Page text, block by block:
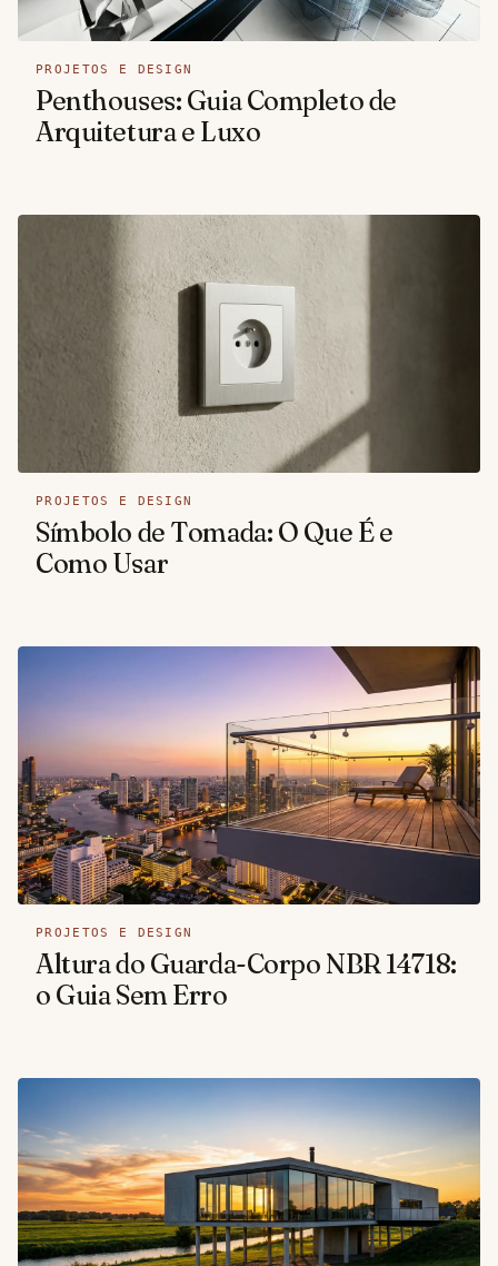
PROJETOS E DESIGN
Penthouses: Guia Completo de
Arquitetura e Luxo
PROJETOS E DESIGN
Símbolo de Tomada: O Que É e
Como Usar
PROJETOS E DESIGN
Altura do Guarda-Corpo NBR 14718:
o Guia Sem Erro